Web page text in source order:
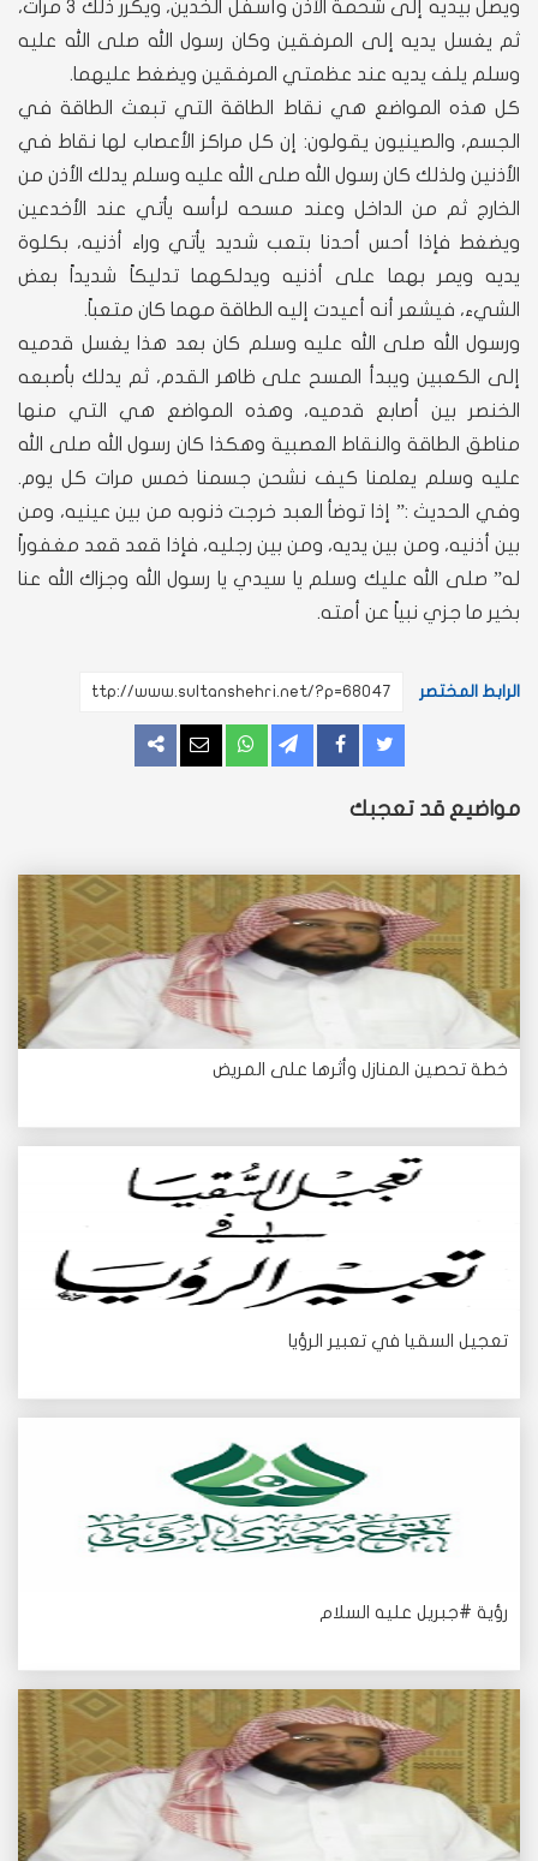
ويصل بيديه إلى شحمة الأذن وأسفل الخدين، ويكرر ذلك 3 مرات،
ثم يغسل يديه إلى المرفقين وكان رسول الله صلى الله عليه
وسلم يلف يديه عند عظمتي المرفقين ويضغط عليهما.
كل هذه المواضع هي نقاط الطاقة التي تبعث الطاقة في
الجسم، والصينيون يقولون: إن كل مراكز الأعصاب لها نقاط في
الأذنين ولذلك كان رسول الله صلى الله عليه وسلم يدلك الأذن من
الخارج ثم من الداخل وعند مسحه لرأسه يأتي عند الأخدعين
ويضغط فإذا أحس أحدنا بتعب شديد يأتي وراء أذنيه، بكلوة
يديه ويمر بهما على أذنيه ويدلكهما تدليكاً شديداً بعض
الشيء، فيشعر أنه أعيدت إليه الطاقة مهما كان متعباً.
ورسول الله صلى الله عليه وسلم كان بعد هذا يغسل قدميه
إلى الكعبين ويبدأ المسح على ظاهر القدم، ثم يدلك بأصبعه
الخنصر بين أصابع قدميه، وهذه المواضع هي التي منها
مناطق الطاقة والنقاط العصبية وهكذا كان رسول الله صلى الله
عليه وسلم يعلمنا كيف نشحن جسمنا خمس مرات كل يوم.
وفي الحديث :” إذا توضأ العبد خرجت ذنوبه من بين عينيه، ومن
بين أذنيه، ومن بين يديه، ومن بين رجليه، فإذا قعد قعد مغفوراً
له” صلى الله عليك وسلم يا سيدي يا رسول الله وجزاك الله عنا
بخير ما جزي نبياً عن أمته.
الرابط المختصر
شاركمشاركةمشاركةمراسلة المزيد
مواضيع قد تعجبك
خطة تحصين المنازل وأثرها على المريض
تعجيل السقيا في تعبير الرؤيا
رؤية #جبريل عليه السلام